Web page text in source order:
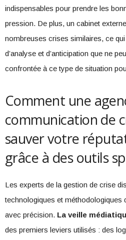
indispensables pour prendre les
pression. De plus, un cabinet
nombreuses crises similaires, ce
d’analyse et d’anticipation que ne
confrontée à ce type de situation
Comment une
communication de
sauver votre
grâce à des outils
Les experts de la gestion de crise
technologiques et méthodologiques
avec précision. La veille
des premiers leviers utilisés : des